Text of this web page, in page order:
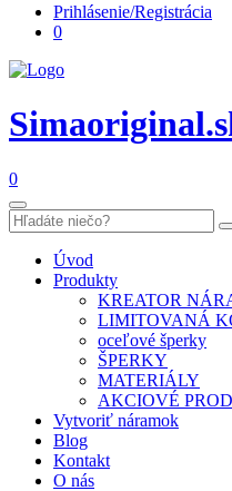
Prihlásenie/Registrácia
0
0
Úvod
Produkty
KREATOR
LIMITOVANÁ
oceľové šperky
ŠPERKY
MATERIÁLY
AKCIOVÉ
Vytvoriť náramok
Blog
Kontakt
O nás